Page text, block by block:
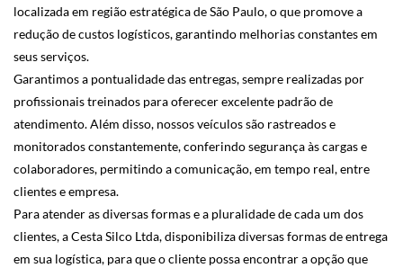
localizada em região estratégica de São Paulo, o que promove a
redução de custos logísticos, garantindo melhorias constantes em
seus serviços.
Garantimos a pontualidade das entregas, sempre realizadas por
profissionais treinados para oferecer excelente padrão de
atendimento. Além disso, nossos veículos são rastreados e
monitorados constantemente, conferindo segurança às cargas e
colaboradores, permitindo a comunicação, em tempo real, entre
clientes e empresa.
Para atender as diversas formas e a pluralidade de cada um dos
clientes, a Cesta Silco Ltda, disponibiliza diversas formas de entrega
em sua logística, para que o cliente possa encontrar a opção que